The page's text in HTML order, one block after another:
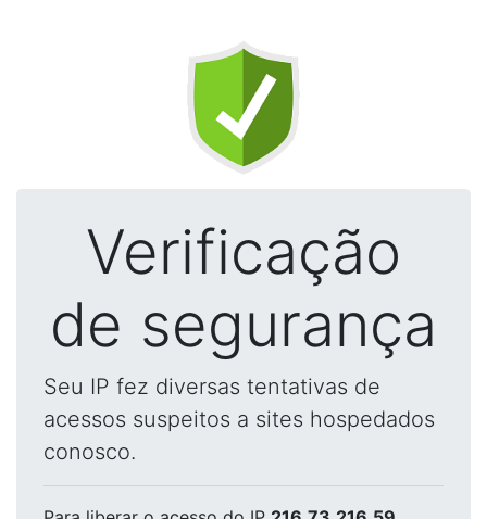
Verificação
de segurança
Seu IP fez diversas tentativas de
acessos suspeitos a sites hospedados
conosco.